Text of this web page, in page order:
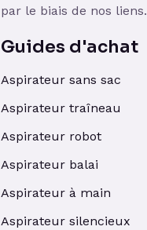
par le biais de nos liens.
Guides d'achat
Aspirateur sans sac
Aspirateur traîneau
Aspirateur robot
Aspirateur balai
Aspirateur à main
Aspirateur silencieux